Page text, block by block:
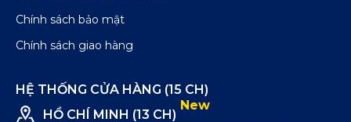
Chính sách bảo mật
Chính sách giao hàng
HỆ THỐNG CỬA HÀNG (15 CH)
HỒ CHÍ MINH (13 CH)
New